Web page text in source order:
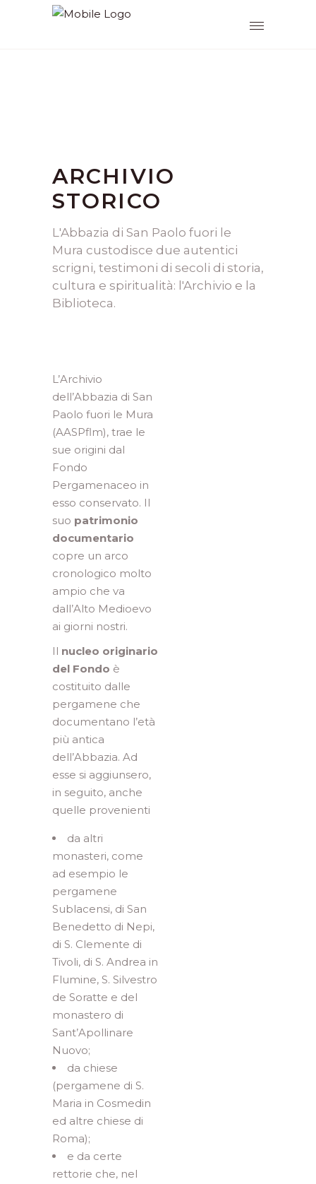
ARCHIVIO
STORICO
L'Abbazia di San Paolo fuori le
Mura custodisce due autentici
scrigni, testimoni di secoli di storia,
cultura e spiritualità: l'Archivio e la
Biblioteca.
L’Archivio
dell’Abbazia di San
Paolo fuori le Mura
(AASPflm), trae le
sue origini dal
Fondo
Pergamenaceo in
esso conservato. Il
suo patrimonio
documentario
copre un arco
cronologico molto
ampio che va
dall’Alto Medioevo
ai giorni nostri.
Il nucleo originario
del Fondo è
costituito dalle
pergamene che
documentano l’età
più antica
dell’Abbazia. Ad
esse si aggiunsero,
in seguito, anche
quelle provenienti
da altri
monasteri, come
ad esempio le
pergamene
Sublacensi, di San
Benedetto di Nepi,
di S. Clemente di
Tivoli, di S. Andrea in
Flumine, S. Silvestro
de Soratte e del
monastero di
Sant’Apollinare
Nuovo;
da chiese
(pergamene di S.
Maria in Cosmedin
ed altre chiese di
Roma);
e da certe
rettorie che, nel